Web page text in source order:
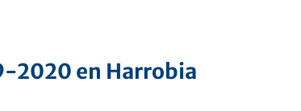
2020 en Harrobia